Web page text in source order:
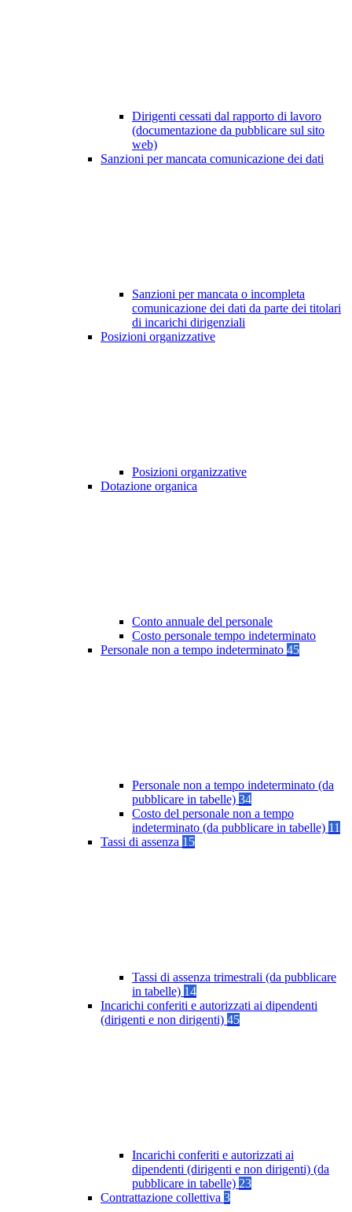
Dirigenti cessati dal rapporto di lavoro
(documentazione da pubblicare sul sito
web)
Sanzioni per mancata comunicazione dei dati
Sanzioni per mancata o incompleta
comunicazione dei dati da parte dei titolari
di incarichi dirigenziali
Posizioni organizzative
Posizioni organizzative
Dotazione organica
Conto annuale del personale
Costo personale tempo indeterminato
Personale non a tempo indeterminato 45
Personale non a tempo indeterminato (da
pubblicare in tabelle) 34
Costo del personale non a tempo
indeterminato (da pubblicare in tabelle) 11
Tassi di assenza 15
Tassi di assenza trimestrali (da pubblicare
in tabelle) 14
Incarichi conferiti e autorizzati ai dipendenti
(dirigenti e non dirigenti) 45
Incarichi conferiti e autorizzati ai
dipendenti (dirigenti e non dirigenti) (da
pubblicare in tabelle) 23
Contrattazione collettiva 3